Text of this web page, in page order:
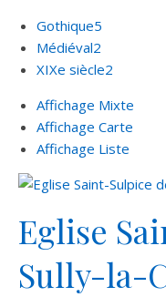
Gothique5
Médiéval2
XIXe siècle2
Affichage Mixte
Affichage Carte
Affichage Liste
Eglise
Sully-la-